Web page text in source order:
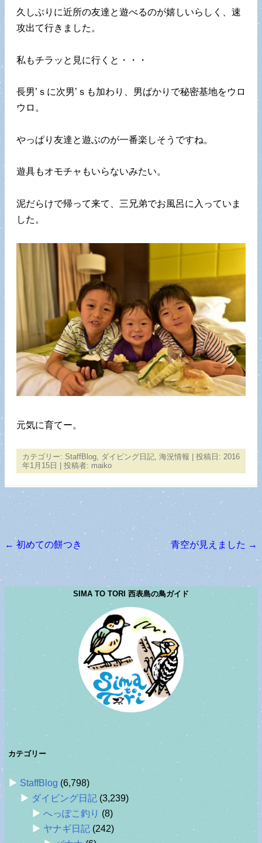
久しぶりに近所の友達と遊べるのが嬉しいらしく、速
攻出て行きました。
私もチラッと見に行くと・・・
長男’ｓに次男’ｓも加わり、男ばかりで秘密基地をウロ
ウロ。
やっぱり友達と遊ぶのが一番楽しそうですね。
遊具もオモチャもいらないみたい。
泥だらけで帰って来て、三兄弟でお風呂に入っていま
した。
元気に育てー。
カテゴリー: StaffBlog, ダイビング日記, 海況情報 | 投稿日: 2016
年1月15日
投稿者: maiko
投稿ナビゲーション
← 初めての餅つき 青空が見えました →
SIMA TO TORI 西表島の鳥ガイド
カテゴリー
StaffBlog (6,798)
ダイビング日記 (3,239)
へっぽこ釣り (8)
ヤナギ日記 (242)